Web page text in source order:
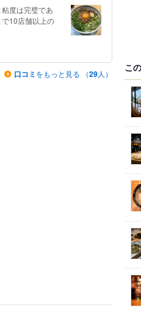
度は完璧であ
10店舗以上の
口コミ をもっと見る （29人）
こ